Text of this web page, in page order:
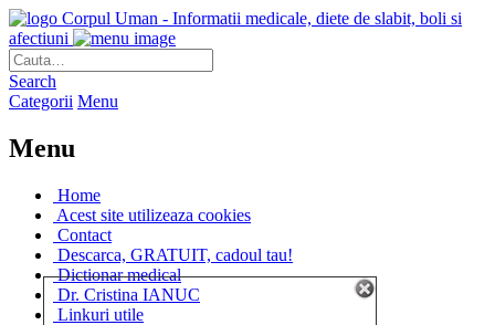
Corpul Uman - Informatii medicale, diete de slabit, boli si
afectiuni
Search
Categorii Menu
Menu
Home
Acest site utilizeaza cookies
Contact
Descarca, GRATUIT, cadoul tau!
Dictionar medical
Dr. Cristina IANUC
Linkuri utile